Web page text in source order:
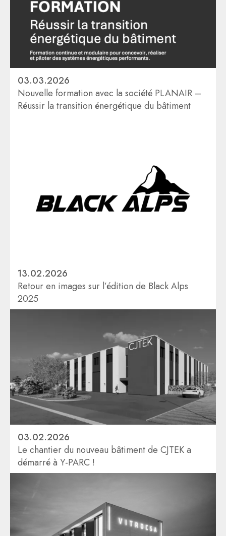
03.03.2026
Nouvelle formation avec la société PLANAIR –
Réussir la transition énergétique du bâtiment
13.02.2026
Retour en images sur l’édition de Black Alps
2025
03.02.2026
Le chantier du nouveau bâtiment de CJTEK a
démarré à Y-PARC !